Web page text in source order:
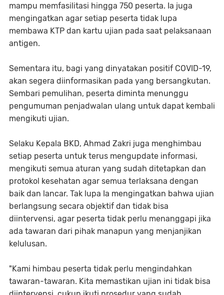
mampu memfasilitasi hingga 750 peserta. Ia juga
mengingatkan agar setiap peserta tidak lupa
membawa KTP dan kartu ujian pada saat pelaksanaan
antigen.
Sementara itu, bagi yang dinyatakan positif COVID-19,
akan segera diinformasikan pada yang bersangkutan.
Sembari pemulihan, peserta diminta menunggu
pengumuman penjadwalan ulang untuk dapat kembali
mengikuti ujian.
Selaku Kepala BKD, Ahmad Zakri juga menghimbau
setiap peserta untuk terus mengupdate informasi,
mengikuti semua aturan yang sudah ditetapkan dan
protokol kesehatan agar semua terlaksana dengan
baik dan lancar. Tak lupa Ia mengingatkan bahwa ujian
berlangsung secara objektif dan tidak bisa
diintervensi, agar peserta tidak perlu menanggapi jika
ada tawaran dari pihak manapun yang menjanjikan
kelulusan.
"Kami himbau peserta tidak perlu mengindahkan
tawaran-tawaran. Kita memastikan ujian ini tidak bisa